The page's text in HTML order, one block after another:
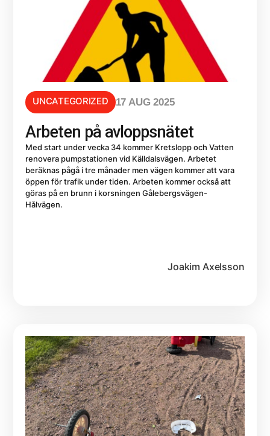
UNCATEGORIZED 17 AUG 2025
Arbeten på avloppsnätet
Med start under vecka 34 kommer Kretslopp och Vatten
renovera pumpstationen vid Källdalsvägen. Arbetet
beräknas pågå i tre månader men vägen kommer att vara
öppen för trafik under tiden. Arbeten kommer också att
göras på en brunn i korsningen Gålebergsvägen-
Hålvägen.
Joakim Axelsson